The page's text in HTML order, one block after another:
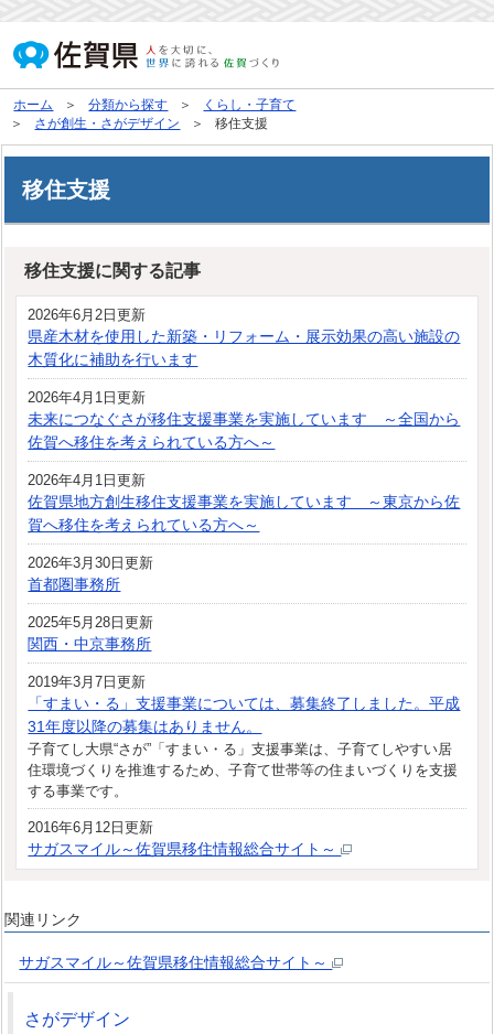
ホーム 分類から探す
くらし・子育て
さが創生・さがデザイン
移住支援
移住支援
移住支援に関する記事
2026年6月2日更新
県産木材を使用した新築・リフォーム・展示効果の高い施設の
木質化に補助を行います
2026年4月1日更新
未来につなぐさが移住支援事業を実施しています ～全国から
佐賀へ移住を考えられている方へ～
2026年4月1日更新
佐賀県地方創生移住支援事業を実施しています ～東京から佐
賀へ移住を考えられている方へ～
2026年3月30日更新
首都圏事務所
2025年5月28日更新
関西・中京事務所
2019年3月7日更新
「すまい・る」支援事業については、募集終了しました。平成
31年度以降の募集はありません。
子育てし大県“さが”「すまい・る」支援事業は、子育てしやすい居
住環境づくりを推進するため、子育て世帯等の住まいづくりを支援
する事業です。
2016年6月12日更新
サガスマイル～佐賀県移住情報総合サイト～
関連リンク
サガスマイル～佐賀県移住情報総合サイト～
さがデザイン